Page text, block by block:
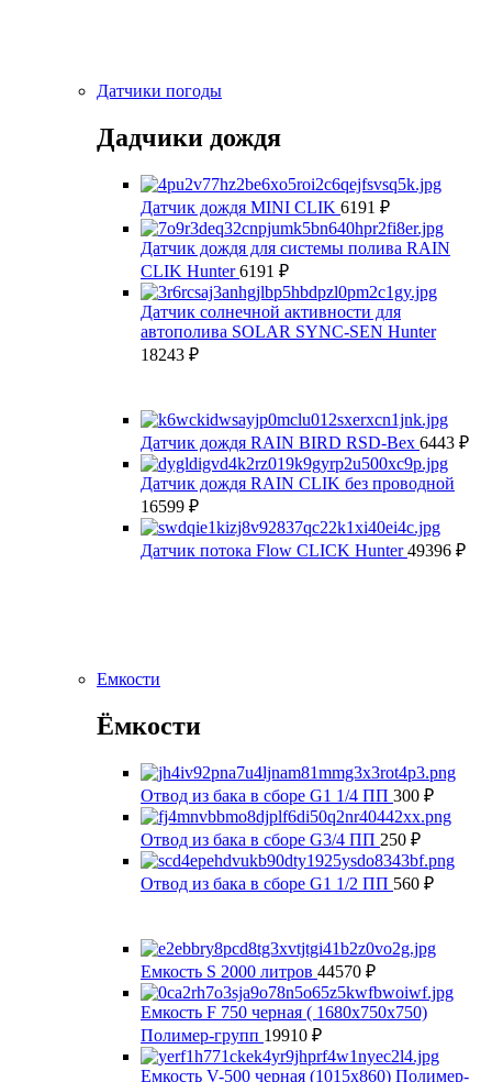
Датчики погоды
Дадчики дождя
Датчик дождя MINI CLIK 6191 ₽
Датчик дождя для системы полива RAIN
CLIK Hunter6191 ₽
Датчик солнечной активности для
автополива SOLAR SYNC-SEN Hunter
18243 ₽
Датчик дождя RAIN BIRD RSD-Bex 6443 ₽
Датчик дождя RAIN CLIK без проводной
16599 ₽
Датчик потока Flow CLICK Hunter49396 ₽
Емкости
Ёмкости
Отвод из бака в сборе G1 1/4 ПП 300 ₽
Отвод из бака в сборе G3/4 ПП 250 ₽
Отвод из бака в сборе G1 1/2 ПП 560 ₽
Емкость S 2000 литров 44570 ₽
Емкость F 750 черная ( 1680x750x750)
Полимер-групп 19910 ₽
Емкость V-500 черная (1015х860) Полимер-